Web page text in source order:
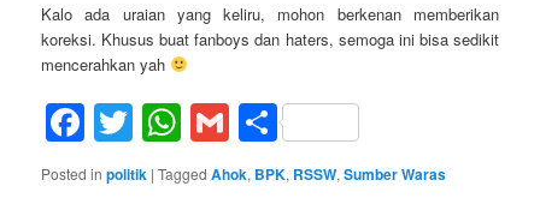
Kalo ada uraian yang keliru, mohon berkenan memberikan
koreksi. Khusus buat fanboys dan haters, semoga ini bisa sedikit
mencerahkan yah
Facebook
Twitter
WhatsApp
Gmail
Share
Posted in politik |Tagged Ahok, BPK, RSSW,Sumber Waras